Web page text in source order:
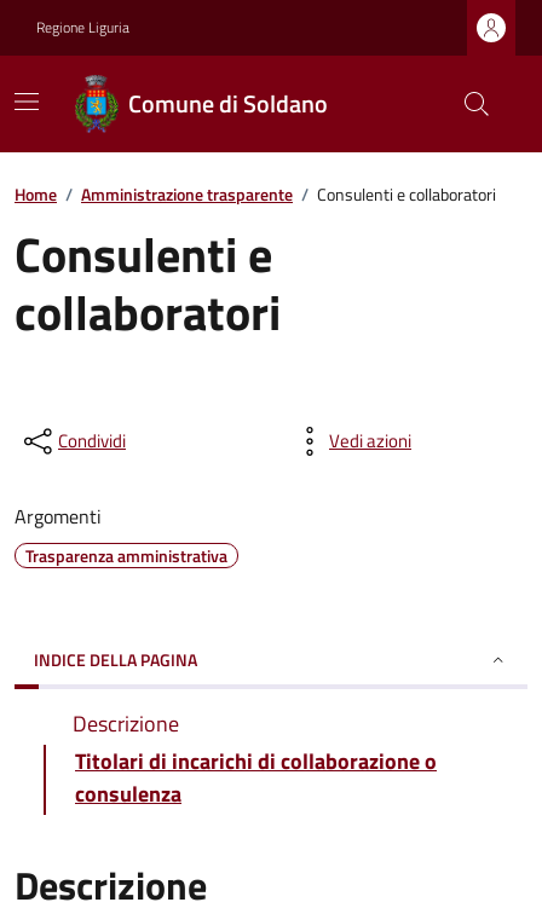
Regione Liguria
Comune di Soldano
Home / Amministrazione trasparente / Consulenti e collaboratori
Consulenti e
collaboratori
Condividi Vedi azioni
Argomenti
Trasparenza amministrativa
INDICE DELLA PAGINA
Descrizione
Titolari di incarichi di collaborazione o
consulenza
Descrizione